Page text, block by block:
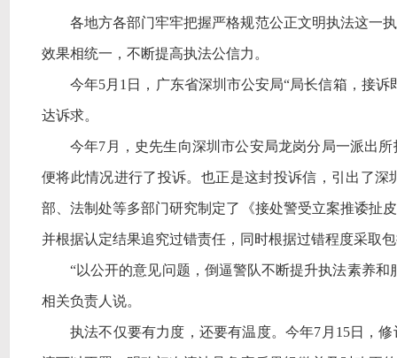
各地方各部门牢牢把握严格规范公正文明执法这一
效果相统一，不断提高执法公信力。
今年5月1日，广东省深圳市公安局“局长信箱，接
达诉求。
今年7月，史先生向深圳市公安局龙岗分局一派出
便将此情况进行了投诉。也正是这封投诉信，引出了
部、法制处等多部门研究制定了《接处警受立案推诿扯
并根据认定结果追究过错责任，同时根据过错程度采取
“以公开的意见问题，倒逼警队不断提升执法素养
相关负责人说。
执法不仅要有力度，还要有温度。今年7月15日，